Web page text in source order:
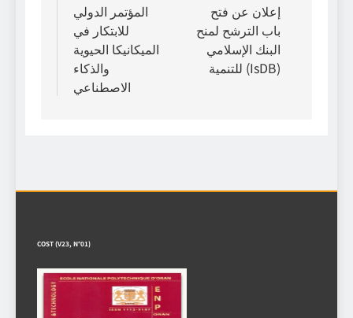
المؤتمر الدولي
للابتكار في
الميكانيكا الحيوية
والذكاء
الاصطناعي
إعلان عن فتح
باب الترشح لمنح
البنك الإسلامي
للتنمية (IsDB)
COST (V23, N°01)